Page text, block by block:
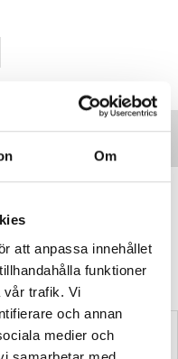
Om
att anpassa innehållet
funktioner
vår trafik. Vi
och annan
medier och